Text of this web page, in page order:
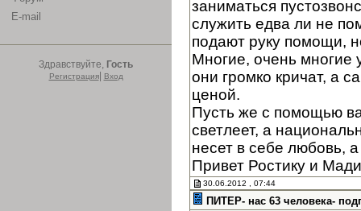
E-mail
Здравствуйте, Гость
Регистрация| Вход
заниматься
служить едва ли не
подают руку помощи,
Многие, очень многие
они громко кричат, а
ценой.
Пусть же с помощью
светлеет, а
несет в себе любовь,
Привет Ростику и
30.06.2012 , 07:44
ПИТЕР- нас 63 человека-